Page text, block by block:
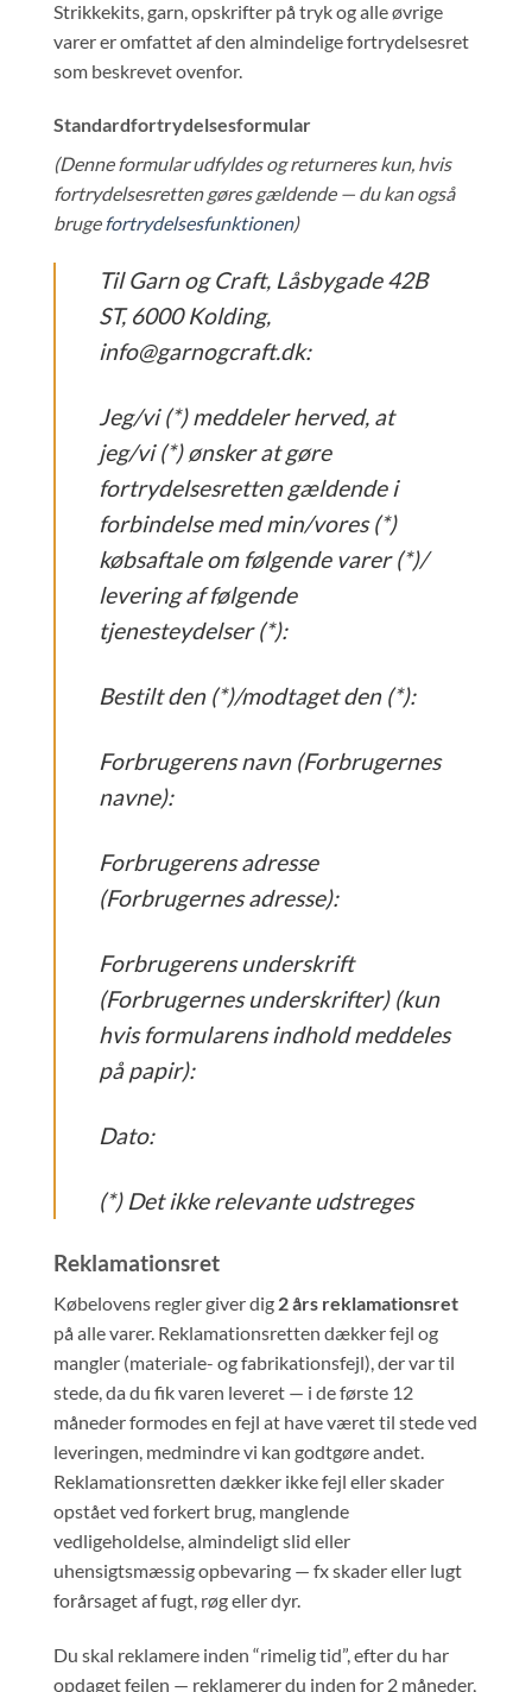
Strikkekits, garn, opskrifter på tryk og alle øvrige
varer er omfattet af den almindelige fortrydelsesret
som beskrevet ovenfor.
Standardfortrydelsesformular
(Denne formular udfyldes og returneres kun, hvis
fortrydelsesretten gøres gældende — du kan også
brugefortrydelsesfunktionen)
Til Garn og Craft, Låsbygade 42B
ST, 6000 Kolding,
info@garnogcraft.dk:
Jeg/vi (*) meddeler herved, at
jeg/vi (*) ønsker at gøre
fortrydelsesretten gældende i
forbindelse med min/vores (*)
købsaftale om følgende varer (*)/
levering af følgende
tjenesteydelser (*):
Bestilt den (*)/modtaget den (*):
Forbrugerens navn (Forbrugernes
navne):
Forbrugerens adresse
(Forbrugernes adresse):
Forbrugerens underskrift
(Forbrugernes underskrifter) (kun
hvis formularens indhold meddeles
på papir):
Dato:
(*) Det ikke relevante udstreges
Reklamationsret
Købelovens regler giver dig 2 års reklamationsret
på alle varer. Reklamationsretten dækker fejl og
mangler (materiale- og fabrikationsfejl), der var til
stede, da du fik varen leveret — i de første 12
måneder formodes en fejl at have været til stede ved
leveringen, medmindre vi kan godtgøre andet.
Reklamationsretten dækker ikke fejl eller skader
opstået ved forkert brug, manglende
vedligeholdelse, almindeligt slid eller
uhensigtsmæssig opbevaring — fx skader eller lugt
forårsaget af fugt, røg eller dyr.
Du skal reklamere inden “rimelig tid”, efter du har
opdaget fejlen — reklamerer du inden for 2 måneder,